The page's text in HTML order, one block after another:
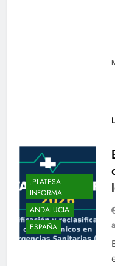
.PLATESA
INFORMA
ANDALUCIA
ESPAÑA